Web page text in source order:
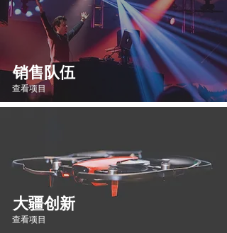
销售队伍
查看项目
大疆创新
查看项目